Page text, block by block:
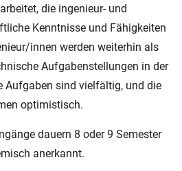
die ingenieur- und
Kenntnisse und Fähigkeiten
innen werden weiterhin als
Aufgabenstellungen in der
Aufgaben sind vielfältig, und die
optimistisch.
dauern 8 oder 9 Semester
anerkannt.